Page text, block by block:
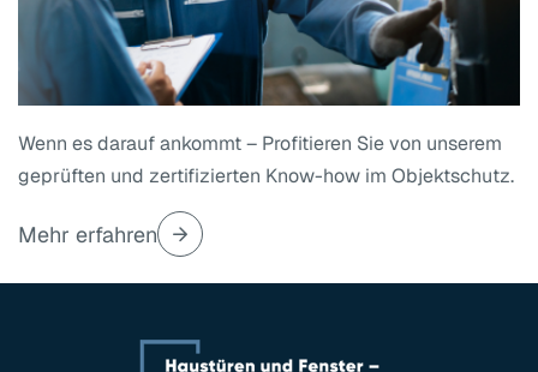
Wenn es darauf ankommt – Profitieren Sie von unserem
geprüften und zertifizierten Know-how im Objektschutz.
Mehr erfahren